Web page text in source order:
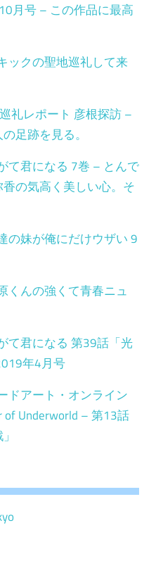
月号 – この作品に最高
ックの聖地巡礼して来
礼レポート 彦根探訪 –
足跡を見る。
て君になる 7巻 – とんで
の気高く美しい心。そ
の妹が俺にだけウザい 9
くんの強くて青春ニュ
て君になる 第39話「光
年4月号
ドアート・オンライン
Underworld – 第13話